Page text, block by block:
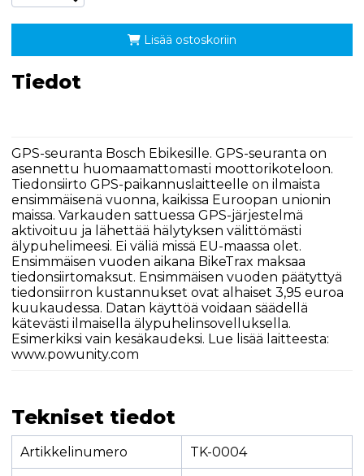
Lisää ostoskoriin
Tiedot
GPS-seuranta Bosch Ebikesille. GPS-seuranta on
asennettu huomaamattomasti moottorikoteloon.
Tiedonsiirto GPS-paikannuslaitteelle on ilmaista
ensimmäisenä vuonna, kaikissa Euroopan unionin
maissa. Varkauden sattuessa GPS-järjestelmä
aktivoituu ja lähettää hälytyksen välittömästi
älypuhelimeesi. Ei väliä missä EU-maassa olet.
Ensimmäisen vuoden aikana BikeTrax maksaa
tiedonsiirtomaksut. Ensimmäisen vuoden päätyttyä
tiedonsiirron kustannukset ovat alhaiset 3,95 euroa
kuukaudessa. Datan käyttöä voidaan säädellä
kätevästi ilmaisella älypuhelinsovelluksella.
Esimerkiksi vain kesäkaudeksi. Lue lisää laitteesta:
www.powunity.com
Tekniset tiedot
Artikkelinumero TK-0004